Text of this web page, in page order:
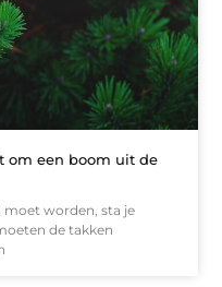
om een boom uit de
moet worden, sta je
de takken